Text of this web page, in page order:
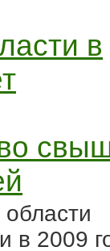
в
в 2009